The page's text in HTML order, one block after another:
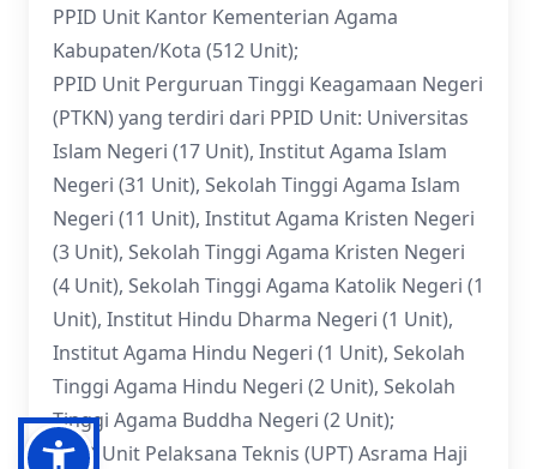
PPID Unit Kantor Kementerian Agama
Kabupaten/Kota (512 Unit);
PPID Unit Perguruan Tinggi Keagamaan Negeri
(PTKN) yang terdiri dari PPID Unit: Universitas
Islam Negeri (17 Unit), Institut Agama Islam
Negeri (31 Unit), Sekolah Tinggi Agama Islam
Negeri (11 Unit), Institut Agama Kristen Negeri
(3 Unit), Sekolah Tinggi Agama Kristen Negeri
(4 Unit), Sekolah Tinggi Agama Katolik Negeri (1
Unit), Institut Hindu Dharma Negeri (1 Unit),
Institut Agama Hindu Negeri (1 Unit), Sekolah
Tinggi Agama Hindu Negeri (2 Unit), Sekolah
Tinggi Agama Buddha Negeri (2 Unit);
PPID Unit Pelaksana Teknis (UPT) Asrama Haji